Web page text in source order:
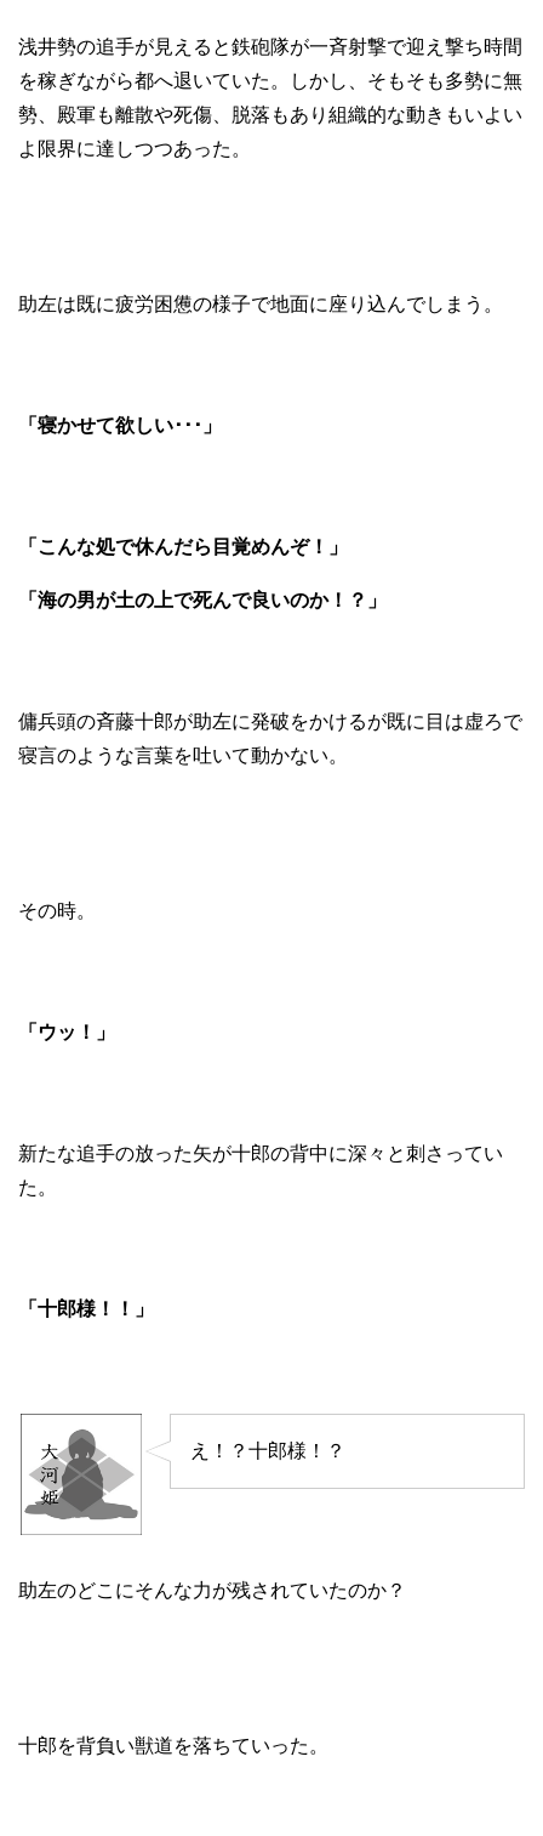
浅井勢の追手が見えると鉄砲隊が一斉射撃で迎え撃ち時間
を稼ぎながら都へ退いていた。しかし、そもそも多勢に無
勢、殿軍も離散や死傷、脱落もあり組織的な動きもいよい
よ限界に達しつつあった。
助左は既に疲労困憊の様子で地面に座り込んでしまう。
「寝かせて欲しい･･･」
「こんな処で休んだら目覚めんぞ！」
「海の男が土の上で死んで良いのか！？」
傭兵頭の斉藤十郎が助左に発破をかけるが既に目は虚ろで
寝言のような言葉を吐いて動かない。
その時。
「ウッ！」
新たな追手の放った矢が十郎の背中に深々と刺さってい
た。
「十郎様！！」
え！？十郎様！？
助左のどこにそんな力が残されていたのか？
十郎を背負い獣道を落ちていった。